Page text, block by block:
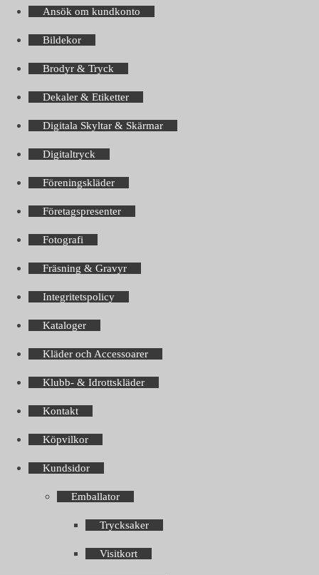
Ansök om kundkonto
Bildekor
Brodyr & Tryck
Dekaler & Etiketter
Digitala Skyltar & Skärmar
Digitaltryck
Föreningskläder
Företagspresenter
Fotografi
Fräsning & Gravyr
Integritetspolicy
Kataloger
Kläder och Accessoarer
Klubb- & Idrottskläder
Kontakt
Köpvilkor
Kundsidor
Emballator
Trycksaker
Visitkort